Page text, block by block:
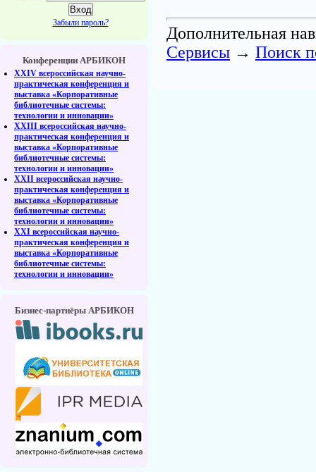
Забыли пароль?
Конференции АРБИКОН
XXIV всероссийская научно-
практическая конференция и
выставка «Корпоративные
библиотечные системы:
технологии и инновации»
XXIII всероссийская научно-
практическая конференция и
выставка «Корпоративные
библиотечные системы:
технологии и инновации»
XXII всероссийская научно-
практическая конференция и
выставка «Корпоративные
библиотечные системы:
технологии и инновации»
XXI всероссийская научно-
практическая конференция и
выставка «Корпоративные
библиотечные системы:
технологии и инновации»
Бизнес-партнёры АРБИКОН
Дополнительная
Cервисы → Поиск